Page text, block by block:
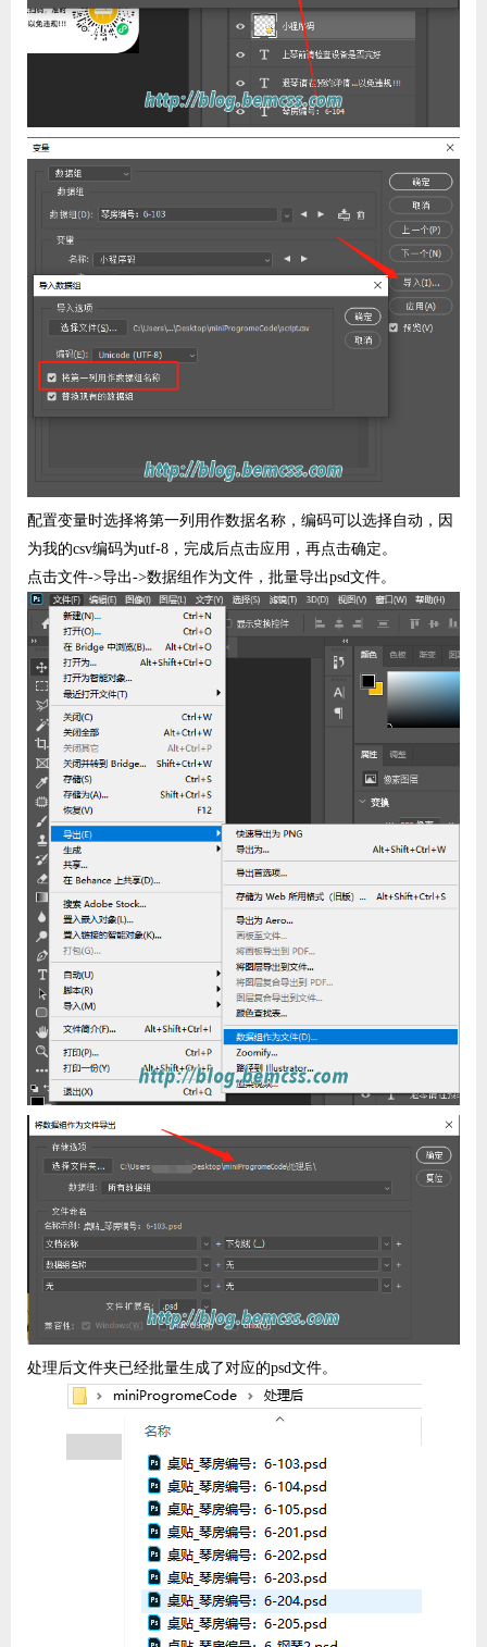
配置变量时选择将第一列用作数据名称，编码可以选择自动，因
为我的csv编码为utf-8，完成后点击应用，再点击确定。
点击文件->导出->数据组作为文件，批量导出psd文件。
处理后文件夹已经批量生成了对应的psd文件。